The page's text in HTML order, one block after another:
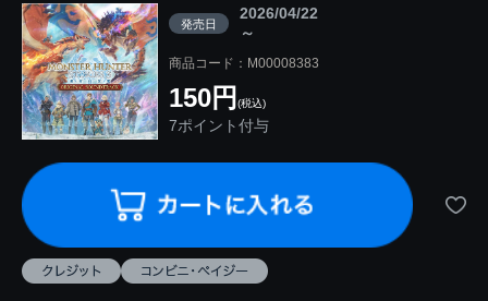
発売日
2026/04/22
～
商品コード：M00008383
150円 (税込)
7ポイント付与